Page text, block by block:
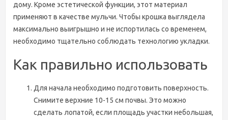
дому. Кроме эстетической функции, этот материал
применяют в качестве мульчи. Чтобы крошка выглядела
максимально выигрышно и не испортилась со временем,
необходимо тщательно соблюдать технологию укладки.
Как правильно использовать
Для начала необходимо подготовить поверхность.
Снимите верхние 10-15 см почвы. Это можно
сделать лопатой, если площадь участки небольшая,